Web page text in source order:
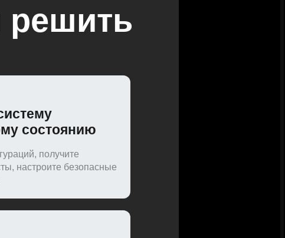
решить
получите
настроите безопасные
состоянию